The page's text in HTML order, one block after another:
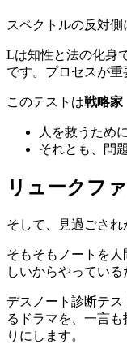
スペクトルの反対側
Lは知性と法の化身
です。プロセスが
このテストは戦略家
人を救うため
それとも、問
リュークフ
そして、見過ごされ
そもそもノートを
しいからやっている
デスノート診断テ
るドラマを、一言
りにします。